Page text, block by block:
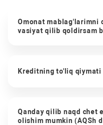
Omonat mablag'larimni
vasiyat qilib qoldirsam
Kreditning to'liq
Qanday qilib naqd chet
olishim mumkin (AQSh